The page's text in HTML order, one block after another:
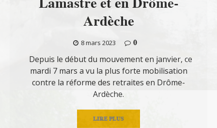
Ardèche
8 mars 2023
0
Depuis le début du mouvement en janvier, ce
mardi 7 mars a vu la plus forte mobilisation
contre la réforme des retraites en Drôme-
Ardèche.
LIRE PLUS